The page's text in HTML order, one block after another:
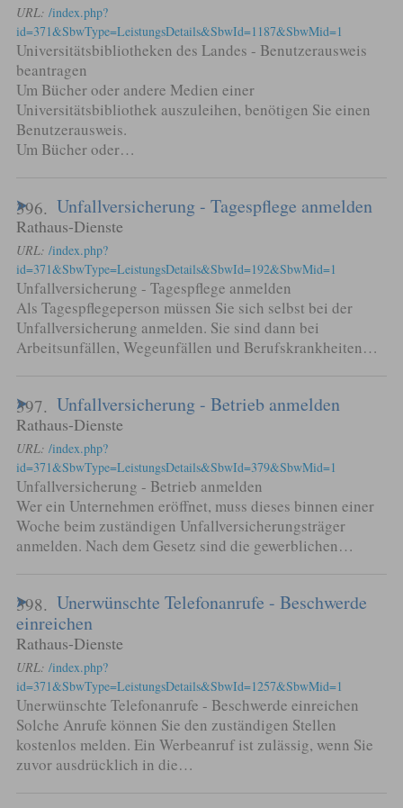
URL: /index.php?
id=371&SbwType=LeistungsDetails&SbwId=1187&SbwMid=1
Universitätsbibliotheken des Landes - Benutzerausweis
beantragen
Um Bücher oder andere Medien einer
Universitätsbibliothek auszuleihen, benötigen Sie einen
Benutzerausweis.
Um Bücher oder…
396. Unfallversicherung - Tagespflege anmelden
Rathaus-Dienste
URL: /index.php?
id=371&SbwType=LeistungsDetails&SbwId=192&SbwMid=1
Unfallversicherung - Tagespflege anmelden
Als Tagespflegeperson müssen Sie sich selbst bei der
Unfallversicherung anmelden. Sie sind dann bei
Arbeitsunfällen, Wegeunfällen und Berufskrankheiten…
397. Unfallversicherung - Betrieb anmelden
Rathaus-Dienste
URL: /index.php?
id=371&SbwType=LeistungsDetails&SbwId=379&SbwMid=1
Unfallversicherung - Betrieb anmelden
Wer ein Unternehmen eröffnet, muss dieses binnen einer
Woche beim zuständigen Unfallversicherungsträger
anmelden. Nach dem Gesetz sind die gewerblichen…
398. Unerwünschte Telefonanrufe - Beschwerde
einreichen
Rathaus-Dienste
URL: /index.php?
id=371&SbwType=LeistungsDetails&SbwId=1257&SbwMid=1
Unerwünschte Telefonanrufe - Beschwerde einreichen
Solche Anrufe können Sie den zuständigen Stellen
kostenlos melden. Ein Werbeanruf ist zulässig, wenn Sie
zuvor ausdrücklich in die…